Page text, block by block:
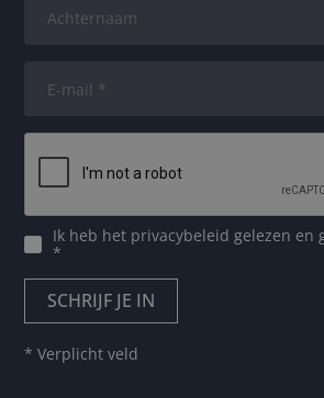
Ik heb het privacybeleid gelezen en
*
* Verplicht veld